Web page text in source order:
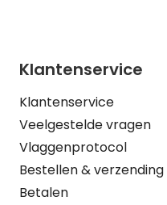
Klantenservice
Klantenservice
Veelgestelde vragen
Vlaggenprotocol
Bestellen & verzending
Betalen